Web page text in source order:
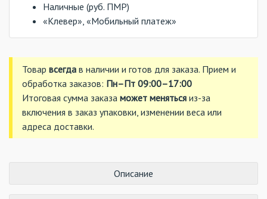
Наличные (руб. ПМР)
«Клевер», «Мобильный платеж»
Товар всегда в наличии и готов для заказа. Прием и
обработка заказов: Пн–Пт 09:00–17:00
Итоговая сумма заказа может меняться из-за
включения в заказ упаковки, изменении веса или
адреса доставки.
Описание